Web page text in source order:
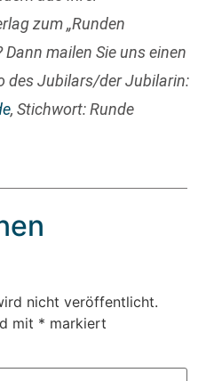
zum „Runden
mailen Sie uns einen
des Jubilars/der Jubilarin:
, Stichwort: Runde
nicht veröffentlicht.
mit * markiert